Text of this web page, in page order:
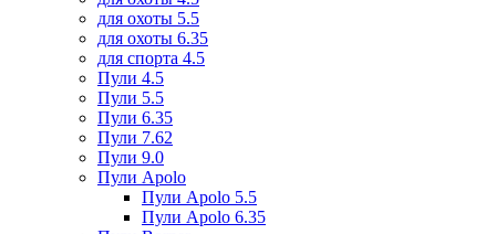
для охоты 5.5
для охоты 6.35
для спорта 4.5
Пули 4.5
Пули 5.5
Пули 6.35
Пули 7.62
Пули 9.0
Пули Apolo
Пули Apolo 5.5
Пули Apolo 6.35